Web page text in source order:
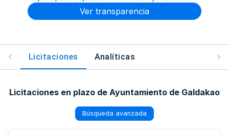
Ver transparencia
Licitaciones Analíticas
Licitaciones en plazo de Ayuntamiento de Galdakao
Búsqueda avanzada